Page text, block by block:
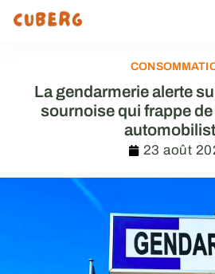
La gendarmerie alerte
sournoise qui frappe
23 août